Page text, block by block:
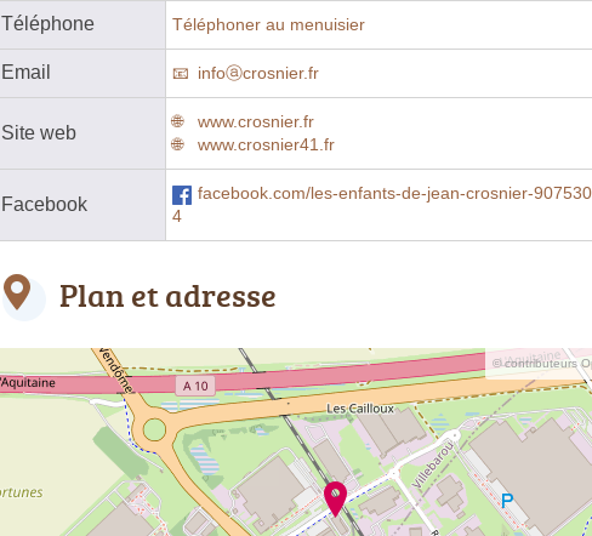
Téléphone Téléphoner au menuisier
Email infoⓐcrosnier.fr
Site web
www.crosnier.fr
www.crosnier41.fr
Facebook
facebook.com/les-enfants-de-jean-crosnier-
4
Plan et adresse
© contributeurs